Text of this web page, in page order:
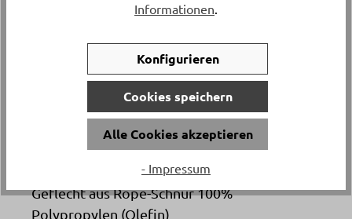
Geflecht aus Rope-Schnur 100%
Polypropylen (Olefin)
Informationen
Konfigurieren
Cookies speichern
Alle Cookies akzeptieren
- Impressum